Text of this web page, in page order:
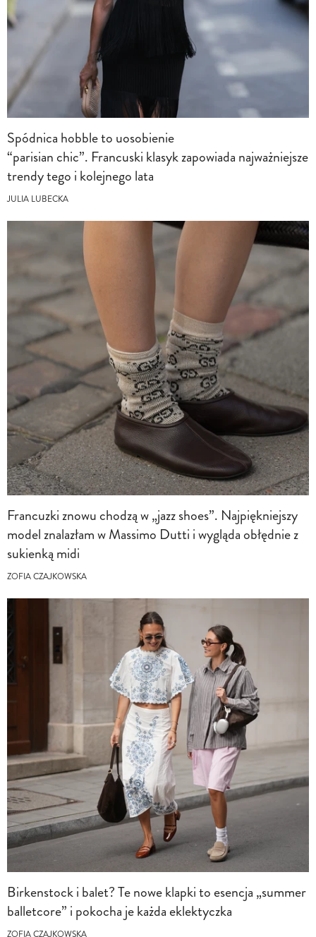
Spódnica hobble to uosobienie
“parisian chic”. Francuski klasyk zapowiada najważniejsze
trendy tego i kolejnego lata
JULIA LUBECKA
Francuzki znowu chodzą w „jazz shoes”. Najpiękniejszy
model znalazłam w Massimo Dutti i wygląda obłędnie z
sukienką midi
ZOFIA CZAJKOWSKA
Birkenstock i balet? Te nowe klapki to esencja „summer
balletcore” i pokocha je każda eklektyczka